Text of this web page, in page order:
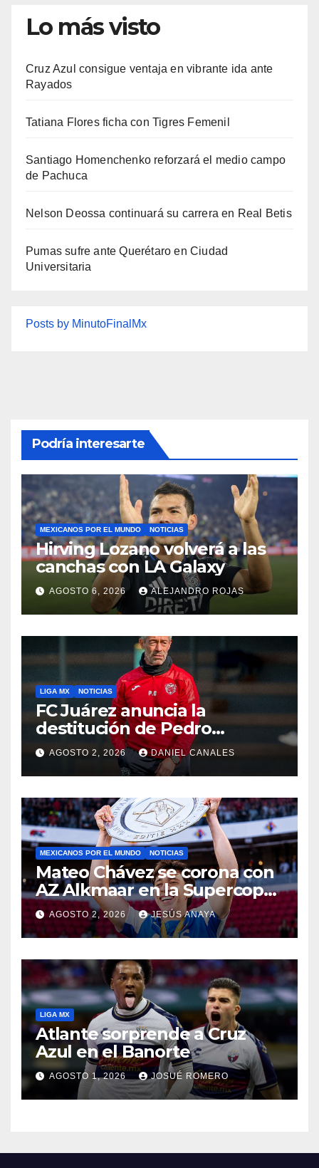
Lo más visto
Cruz Azul consigue ventaja en vibrante ida ante
Rayados
Tatiana Flores ficha con Tigres Femenil
Santiago Homenchenko reforzará el medio campo
de Pachuca
Nelson Deossa continuará su carrera en Real Betis
Pumas sufre ante Querétaro en Ciudad
Universitaria
Posts by MinutoFinalMx
Podría interesarte
MEXICANOS POR EL MUNDO NOTICIAS
Hirving Lozano volverá a las
canchas con LA Galaxy
AGOSTO 6, 2026 ALEJANDRO ROJAS
LIGA MX NOTICIAS
FC Juárez anuncia la
destitución de Pedro
Caixinha
AGOSTO 2, 2026 DANIEL CANALES
MEXICANOS POR EL MUNDO NOTICIAS
Mateo Chávez se corona con
AZ Alkmaar en la Supercopa
de Países Bajos
AGOSTO 2, 2026 JESÚS ANAYA
LIGA MX
Atlante sorprende a Cruz
Azul en el Banorte
AGOSTO 1, 2026 JOSUÉ ROMERO